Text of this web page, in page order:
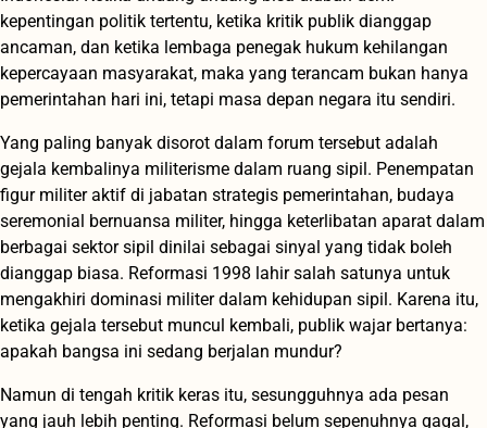
kepentingan politik tertentu, ketika kritik publik dianggap
ancaman, dan ketika lembaga penegak hukum kehilangan
kepercayaan masyarakat, maka yang terancam bukan hanya
pemerintahan hari ini, tetapi masa depan negara itu sendiri.
Yang paling banyak disorot dalam forum tersebut adalah
gejala kembalinya militerisme dalam ruang sipil. Penempatan
figur militer aktif di jabatan strategis pemerintahan, budaya
seremonial bernuansa militer, hingga keterlibatan aparat dalam
berbagai sektor sipil dinilai sebagai sinyal yang tidak boleh
dianggap biasa. Reformasi 1998 lahir salah satunya untuk
mengakhiri dominasi militer dalam kehidupan sipil. Karena itu,
ketika gejala tersebut muncul kembali, publik wajar bertanya:
apakah bangsa ini sedang berjalan mundur?
Namun di tengah kritik keras itu, sesungguhnya ada pesan
yang jauh lebih penting. Reformasi belum sepenuhnya gagal,